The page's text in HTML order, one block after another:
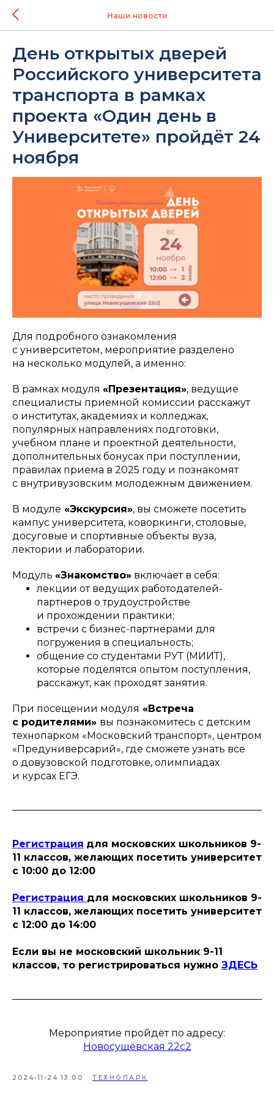
Наши новости
День открытых дверей
Российского университета
транспорта в рамках
проекта «Один день в
Университете» пройдёт 24
ноября
Для подробного ознакомления
с университетом, мероприятие разделено
на несколько модулей, а именно:
В рамках модуля «Презентация», ведущие
специалисты приемной комиссии расскажут
о институтах, академиях и колледжах,
популярных направлениях подготовки,
учебном плане и проектной деятельности,
дополнительных бонусах при поступлении,
правилах приема в 2025 году и познакомят
с внутривузовским молодежным движением.
В модуле «Экскурсия», вы сможете посетить
кампус университета, коворкинги, столовые,
досуговые и спортивные объекты вуза,
лектории и лаборатории.
Модуль «Знакомство» включает в себя:
лекции от ведущих работодателей-
партнеров о трудоустройстве
и прохождении практики;
встречи с бизнес-партнерами для
погружения в специальность;
общение со студентами РУТ (МИИТ),
которые поделятся опытом поступления,
расскажут, как проходят занятия.
При посещении модуля «Встреча
с родителями» вы познакомитесь с детским
технопарком «Московский транспорт», центром
«Предуниверсарий», где сможете узнать все
о довузовской подготовке, олимпиадах
и курсах ЕГЭ.
Регистрация для московских школьников 9-
11 классов, желающих посетить университет
с 10:00 до 12:00
Регистрация для московских школьников 9-
11 классов, желающих посетить университет
с 12:00 до 14:00
Если вы не московский школьник 9-11
классов, то регистрироваться нужно ЗДЕСЬ
Мероприятие пройдёт по адресу:
Новосущёвская 22с2
2024-11-24 13:00 ТЕХНОПАРК